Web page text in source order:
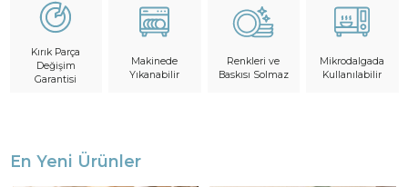
Kırık Parça
Değişim
Garantisi
Makinede
Yıkanabilir
Renkleri ve
Baskısı Solmaz
Mikrodalgada
Kullanılabilir
En Yeni Ürünler